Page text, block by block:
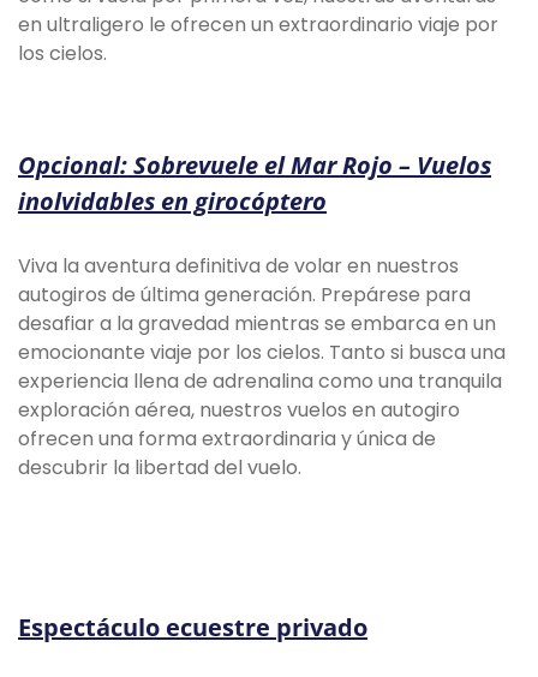
en ultraligero le ofrecen un extraordinario viaje por
los cielos.
Opcional: Sobrevuele el Mar Rojo – Vuelos
inolvidables en girocóptero
Viva la aventura definitiva de volar en nuestros
autogiros de última generación. Prepárese para
desafiar a la gravedad mientras se embarca en un
emocionante viaje por los cielos. Tanto si busca una
experiencia llena de adrenalina como una tranquila
exploración aérea, nuestros vuelos en autogiro
ofrecen una forma extraordinaria y única de
descubrir la libertad del vuelo.
Espectáculo ecuestre privado